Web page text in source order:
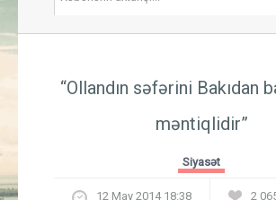
“Ollandın səfərini Bakıdan
məntiqlidir”
Siyasət
12 May 2014 18:38 2